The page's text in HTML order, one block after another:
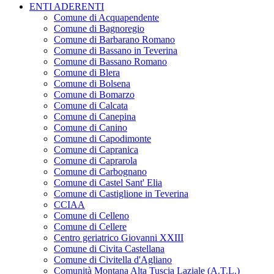
ENTI ADERENTI
Comune di Acquapendente
Comune di Bagnoregio
Comune di Barbarano Romano
Comune di Bassano in Teverina
Comune di Bassano Romano
Comune di Blera
Comune di Bolsena
Comune di Bomarzo
Comune di Calcata
Comune di Canepina
Comune di Canino
Comune di Capodimonte
Comune di Capranica
Comune di Caprarola
Comune di Carbognano
Comune di Castel Sant' Elia
Comune di Castiglione in Teverina
CCIAA
Comune di Celleno
Comune di Cellere
Centro geriatrico Giovanni XXIII
Comune di Civita Castellana
Comune di Civitella d'Agliano
Comunità Montana Alta Tuscia Laziale (A.T.L.)